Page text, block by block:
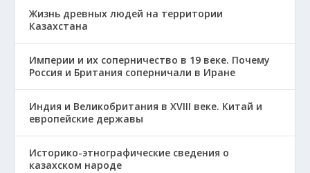
Жизнь древных людей на территории
Казахстана
Империи и их соперничество в 19 веке. Почему
Россия и Британия соперничали в Иране
Индия и Великобритания в XVIII веке. Китай и
европейские державы
Историко-этнографические сведения о
казахском народе